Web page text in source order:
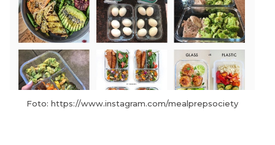
Foto: https://www.instagram.com/mealprepsociety